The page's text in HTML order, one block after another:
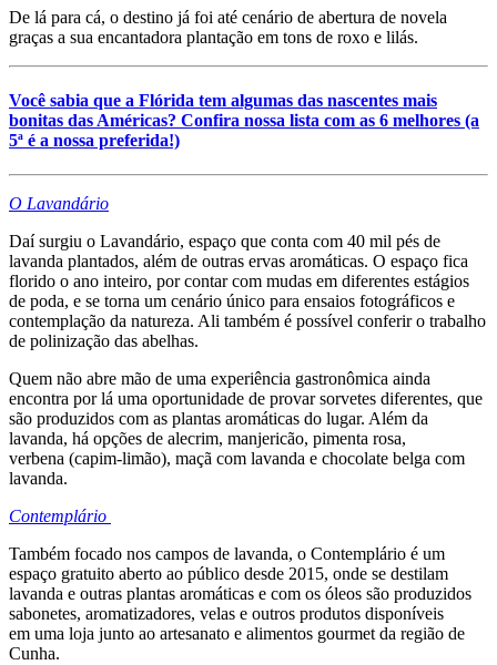
De lá para cá, o destino já foi até cenário de abertura de novela
graças a sua encantadora plantação em tons de roxo e lilás.
Você sabia que a Flórida tem algumas das nascentes mais
bonitas das Américas? Confira nossa lista com as 6 melhores (a
5ª é a nossa preferida!)
O Lavandário
Daí surgiu o Lavandário, espaço que conta com 40 mil pés de
lavanda plantados, além de outras ervas aromáticas. O espaço fica
florido o ano inteiro, por contar com mudas em diferentes estágios
de poda, e se torna um cenário único para ensaios fotográficos e
contemplação da natureza. Ali também é possível conferir o trabalho
de polinização das abelhas.
Quem não abre mão de uma experiência gastronômica ainda
encontra por lá uma oportunidade de provar sorvetes diferentes, que
são produzidos com as plantas aromáticas do lugar. Além da
lavanda, há opções de alecrim, manjericão, pimenta rosa,
verbena (capim-limão), maçã com lavanda e chocolate belga com
lavanda.
Contemplário
Também focado nos campos de lavanda, o Contemplário é um
espaço gratuito aberto ao público desde 2015, onde se destilam
lavanda e outras plantas aromáticas e com os óleos são produzidos
sabonetes, aromatizadores, velas e outros produtos disponíveis
em uma loja junto ao artesanato e alimentos gourmet da região de
Cunha.